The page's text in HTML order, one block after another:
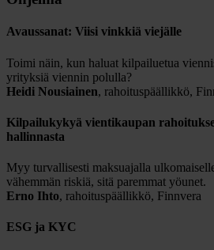
Avaussanat: Viisi vinkkiä viejälle
Toimi näin, kun haluat kilpailuetua
yrityksiä viennin polulla?
Heidi Nousiainen, rahoituspäällikkö,
Kilpailukykyä vientikaupan
hallinnasta
Myy turvallisesti maksuajalla
vähemmän riskiä, sitä paremmat yöunet.
Erno Ihto, rahoituspäällikkö, Finnvera
ESG ja KYC